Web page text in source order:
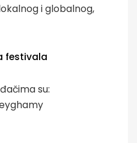
i globalnog,
festivala
su: